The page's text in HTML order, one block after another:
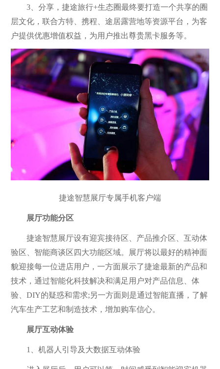
3、分享，捷途旅行+生态圈最终要打造一个共享的圈
层文化，联合方特、携程、途居露营地等资源平台，为客
户提供优惠增值权益，为用户推出尊贵黑卡服务等。
捷途智慧展厅专属手机客户端
展厅功能分区
捷途智慧展厅设有迎宾接待区、产品推介区、互动体
验区、智能商谈区四大功能区域。展厅将以最好的精神面
貌迎接每一位进店用户，一方面展示了捷途最新的产品和
技术，通过智能化科技解决和满足用户对产品信息、体
验、DIY的疑惑和需求;另一方面则是通过智能直播，了解
汽车生产工艺和制造技术，增加购车信心。
展厅互动体验
1、机器人引导及大数据互动体验